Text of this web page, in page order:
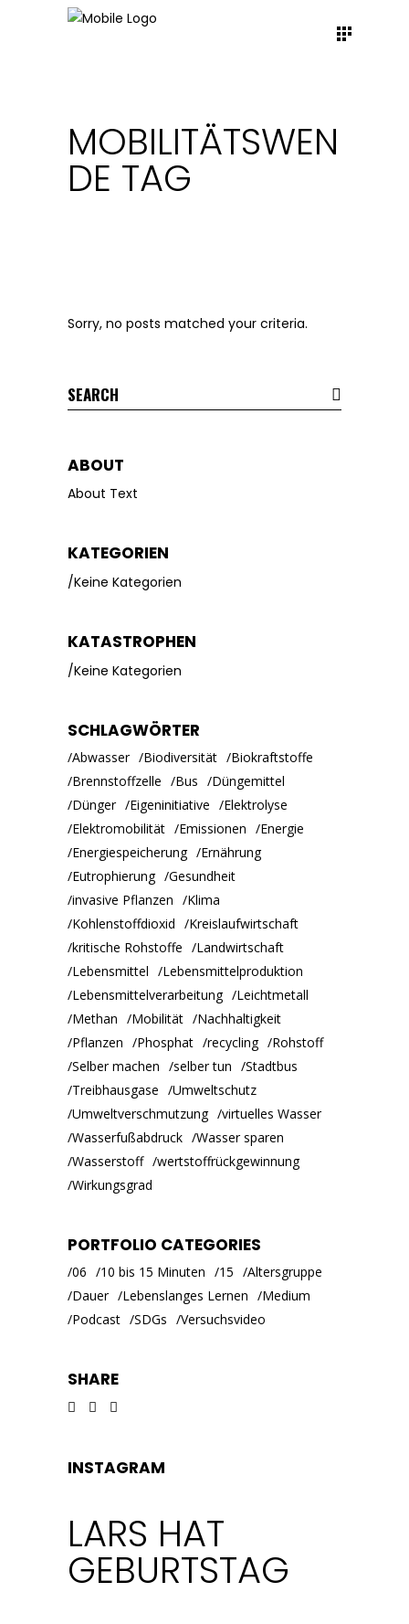
MOBILITÄTSWEN
DE TAG
Sorry, no posts matched your criteria.
Search
for:
ABOUT
About Text
KATEGORIEN
Keine Kategorien
KATASTROPHEN
Keine Kategorien
SCHLAGWÖRTER
Abwasser Biodiversität
Biokraftstoffe
Brennstoffzelle
Bus
Düngemittel
Dünger
Eigeninitiative
Elektrolyse
Elektromobilität
Emissionen
Energie
Energiespeicherung
Ernährung
Eutrophierung
Gesundheit
invasive Pflanzen
Klima
Kohlenstoffdioxid
Kreislaufwirtschaft
kritische Rohstoffe
Landwirtschaft
Lebensmittel
Lebensmittelproduktion
Lebensmittelverarbeitung
Leichtmetall
Methan
Mobilität
Nachhaltigkeit
Pflanzen
Phosphat recycling
Rohstoff
Selber machen
selber tun
Stadtbus
Treibhausgase
Umweltschutz
Umweltverschmutzung
virtuelles Wasser
Wasserfußabdruck
Wasser sparen
Wasserstoff
wertstoffrückgewinnung
Wirkungsgrad
PORTFOLIO CATEGORIES
06 10 bis 15 Minuten 15
Altersgruppe
Dauer
Lebenslanges Lernen
Medium
Podcast
SDGs Versuchsvideo
SHARE
INSTAGRAM
LARS HAT
GEBURTSTAG